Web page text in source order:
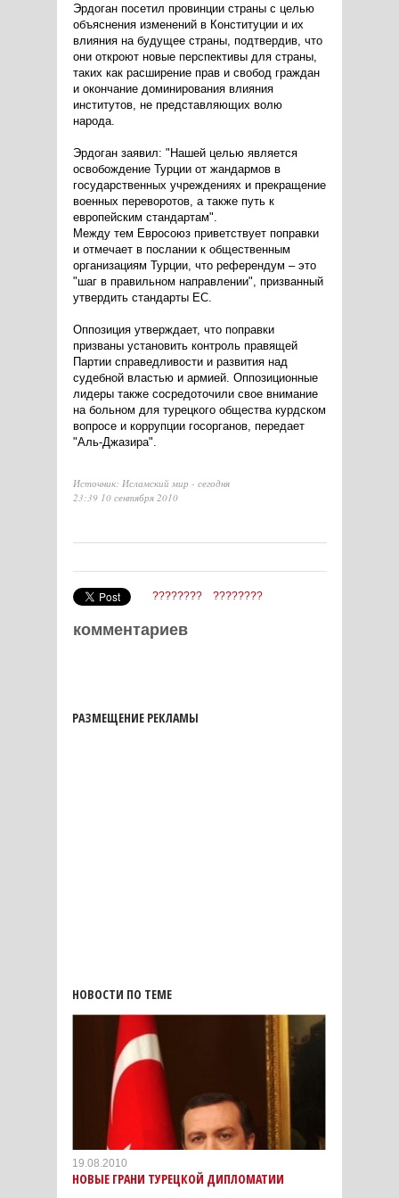
Эрдоган посетил провинции страны с целью
объяснения изменений в Конституции и их
влияния на будущее страны, подтвердив, что
они откроют новые перспективы для страны,
таких как расширение прав и свобод граждан
и окончание доминирования влияния
институтов, не представляющих волю
народа.
Эрдоган заявил: "Нашей целью является
освобождение Турции от жандармов в
государственных учреждениях и прекращение
военных переворотов, а также путь к
европейским стандартам".
Между тем Евросоюз приветствует поправки
и отмечает в послании к общественным
организациям Турции, что референдум – это
"шаг в правильном направлении", призванный
утвердить стандарты ЕС.
Оппозиция утверждает, что поправки
призваны установить контроль правящей
Партии справедливости и развития над
судебной властью и армией. Оппозиционные
лидеры также сосредоточили свое внимание
на больном для турецкого общества курдском
вопросе и коррупции госорганов, передает
"Аль-Джазира".
Источник: Исламский мир - сегодня
23:39 10 сентября 2010
???????? ????????
комментариев
РАЗМЕЩЕНИЕ РЕКЛАМЫ
НОВОСТИ ПО ТЕМЕ
19.08.2010
НОВЫЕ ГРАНИ ТУРЕЦКОЙ ДИПЛОМАТИИ